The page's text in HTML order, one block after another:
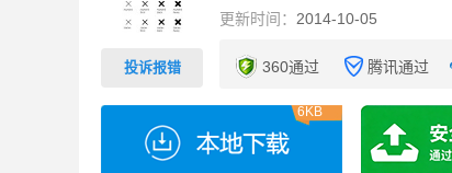
投诉报错
更新时间： 2014-10-05
360通过 腾讯通过
6KB